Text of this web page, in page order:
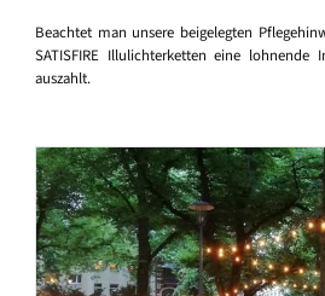
Beachtet man unsere beigelegten
SATISFIRE Illulichterketten eine
auszahlt.